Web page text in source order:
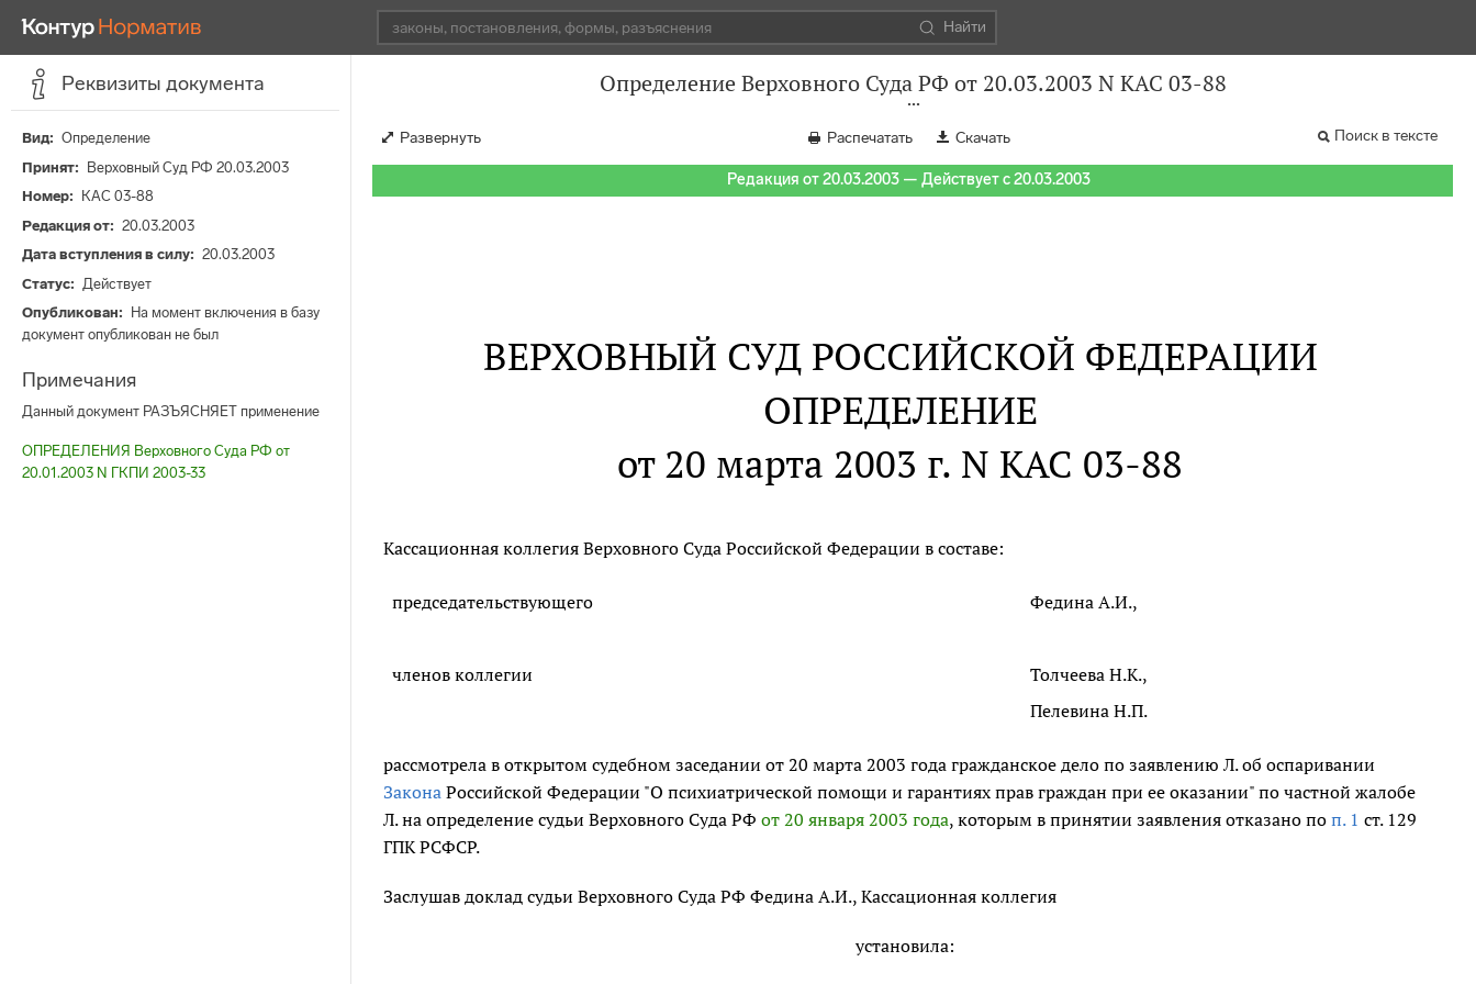
Найти
Реквизиты документа
Вид
Определение
Принят
Верховный Суд РФ 20.03.2003
Номер
КАС 03-88
Редакция от
20.03.2003
Дата вступления в силу
20.03.2003
Статус
Действует
Опубликован
На момент включения в базу
документ опубликован не был
Примечания
Данный документ РАЗЪЯСНЯЕТ применение
ОПРЕДЕЛЕНИЯ Верховного Суда РФ от
20.01.2003 N ГКПИ 2003-33
Определение Верховного Суда РФ от 20.03.2003 N КАС 03-88
Развернуть Распечатать Скачать Поиск в тексте
Редакция от 20.03.2003 — Действует с 20.03.2003
ВЕРХОВНЫЙ СУД РОССИЙСКОЙ ФЕДЕРАЦИИ
ОПРЕДЕЛЕНИЕ
от 20 марта 2003 г. N КАС 03-88
Кассационная коллегия Верховного Суда Российской Федерации в составе:
председательствующего Федина А.И.,
членов коллегии
Толчеева Н.К.,
Пелевина Н.П.
рассмотрела в открытом судебном заседании от 20 марта 2003 года гражданское дело по заявлению Л. об оспаривании
Закона Российской Федерации "О психиатрической помощи и гарантиях прав граждан при ее оказании" по частной жалобе
Л. на определение судьи Верховного Суда РФ от 20 января 2003 года, которым в принятии заявления отказано по п. 1 ст. 129
ГПК РСФСР.
Заслушав доклад судьи Верховного Суда РФ Федина А.И., Кассационная коллегия
установила: